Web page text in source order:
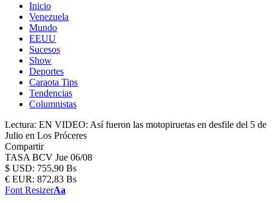
Inicio
Venezuela
Mundo
EEUU
Sucesos
Show
Deportes
Caraota Tips
Tendencias
Columnistas
Lectura: EN VIDEO: Así fueron las motopiruetas en desfile del 5 de
Julio en Los Próceres
Compartir
TASA BCV Jue 06/08
$ USD: 755,90 Bs
€ EUR: 872,83 Bs
Font ResizerAa